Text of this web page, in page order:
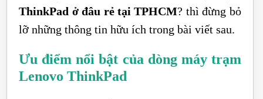
ThinkPad ở đâu rẻ tại TPHCM? thì đừng bỏ
lỡ những thông tin hữu ích trong bài viết sau.
Ưu điểm nổi bật của dòng máy trạm
Lenovo ThinkPad